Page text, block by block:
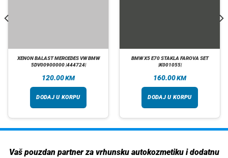
XENON BALAST MERCEDES VW BMW
5DV00900000 |444724|
120.00KM
DODAJ U KORPU
BMW X5 E70 STAKLA FAROVA SET
|K001055|
160.00KM
DODAJ U KORPU
Vaš pouzdan partner za vrhunsku autokozmetiku i dodatnu